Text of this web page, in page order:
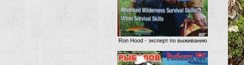
Ron Hood - эксперт по выживанию